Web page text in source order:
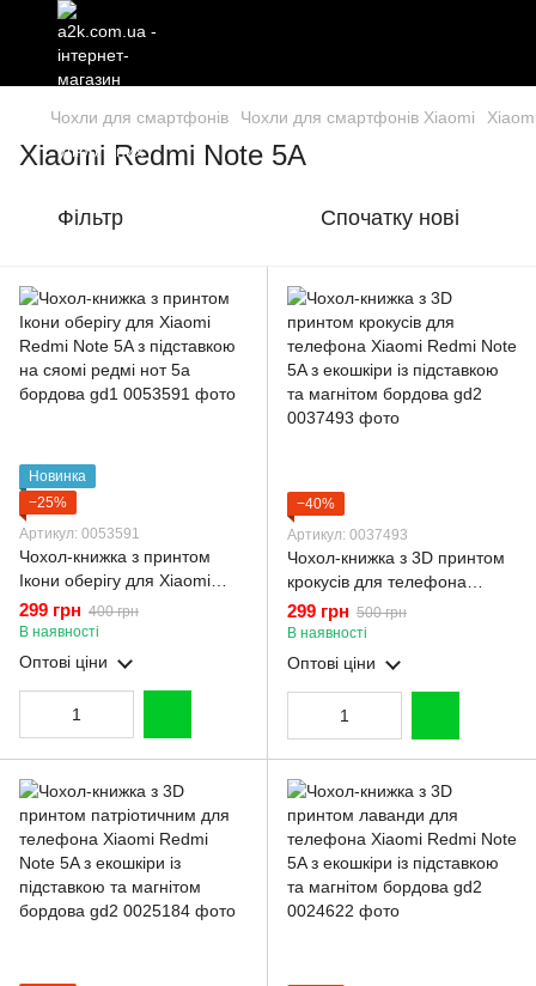
Чохли для смартфонів Чохли для смартфонів Xiaomi
Xiaomi Redmi Note 5A
Фільтр Спочатку нові
Новинка
−25%
Артикул: 0053591
Чохол-книжка з принтом
Ікони оберігу для Xiaomi
Redmi Note 5A з підставкою
на сяомі редмі нот 5а
бордова gd1
299 грн 400 грн
В наявності
Оптові ціни
−40%
Артикул: 0037493
Чохол-книжка з 3D принтом
крокусів для телефона
Xiaomi Redmi Note 5A з
екошкіри із підставкою та
магнітом бордова gd2
299 грн 500 грн
В наявності
Оптові ціни